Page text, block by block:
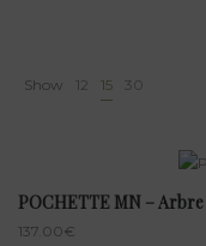
Show 12 15 30
POCHETTE MN – Arbre
137.00€